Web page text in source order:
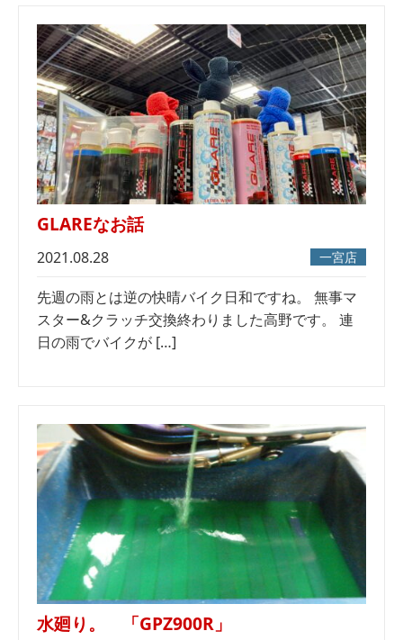
GLAREなお話
2021.08.28 一宮店
先週の雨とは逆の快晴バイク日和ですね。 無事マ
スター&クラッチ交換終わりました高野です。 連
日の雨でバイクが […]
水廻り。 「GPZ900R」